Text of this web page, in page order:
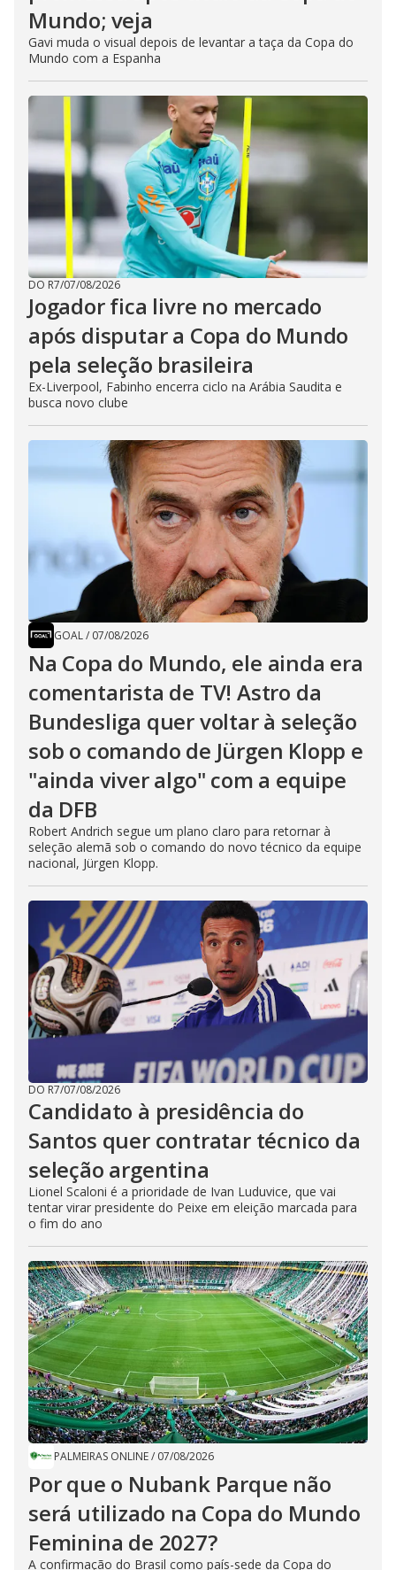
Mundo; veja
Gavi muda o visual depois de levantar a taça da Copa do
Mundo com a Espanha
DO R7/07/08/2026
Jogador fica livre no mercado
após disputar a Copa do Mundo
pela seleção brasileira
Ex-Liverpool, Fabinho encerra ciclo na Arábia Saudita e
busca novo clube
GOAL/ 07/08/2026
Na Copa do Mundo, ele ainda era
comentarista de TV! Astro da
Bundesliga quer voltar à seleção
sob o comando de Jürgen Klopp e
"ainda viver algo" com a equipe
da DFB
Robert Andrich segue um plano claro para retornar à
seleção alemã sob o comando do novo técnico da equipe
nacional, Jürgen Klopp.
DO R7/07/08/2026
Candidato à presidência do
Santos quer contratar técnico da
seleção argentina
Lionel Scaloni é a prioridade de Ivan Luduvice, que vai
tentar virar presidente do Peixe em eleição marcada para
o fim do ano
PALMEIRAS ONLINE/ 07/08/2026
Por que o Nubank Parque não
será utilizado na Copa do Mundo
Feminina de 2027?
A confirmação do Brasil como país-sede da Copa do